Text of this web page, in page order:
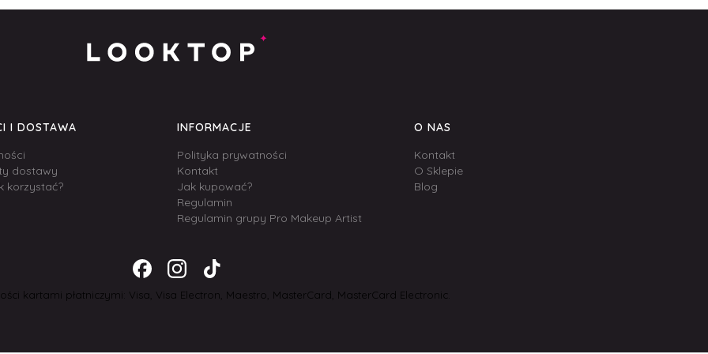
I DOSTAWA
dostawy
korzystać?
INFORMACJE
Polityka prywatności
Kontakt
Jak kupować?
Regulamin
Regulamin grupy Pro Makeup Artist
O NAS
Kontakt
O Sklepie
Blog
kartami płatniczymi: Visa, Visa Electron, Maestro, MasterCard, MasterCard Electronic.